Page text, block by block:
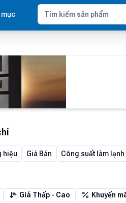
mục
hiệu Giá Bán Công suất làm lạnh
Giá Thấp - Cao Khuyến